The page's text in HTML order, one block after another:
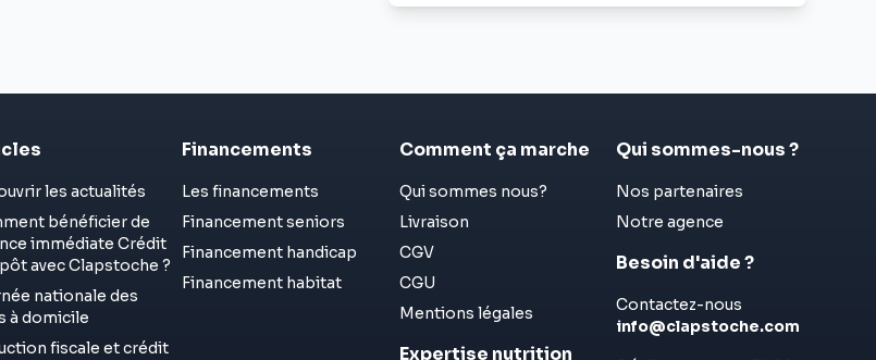
les actualités
bénéficier de
immédiate Crédit
avec Clapstoche ?
nationale des
à domicile
fiscale et crédit
Financements
Les financements
Financement seniors
Financement handicap
Financement habitat
Comment ça marche
Qui sommes nous?
Livraison
CGV
CGU
Mentions légales
Expertise nutrition
Qui sommes-nous ?
Nos partenaires
Notre agence
Besoin d'aide ?
Contactez-nous
info@clapstoche.com